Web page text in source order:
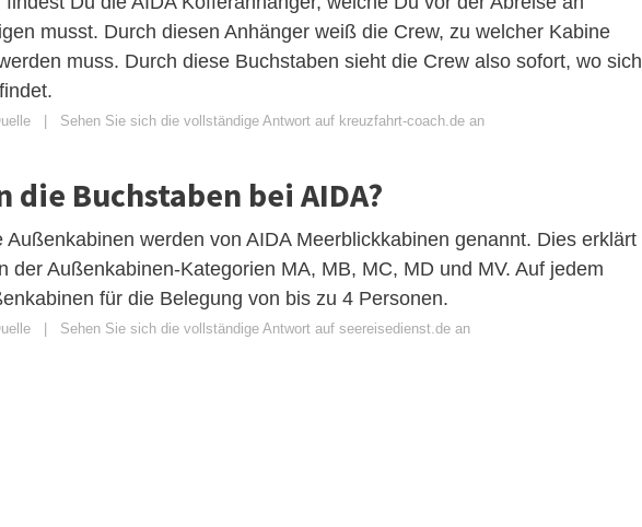
musst. Durch diesen Anhänger weiß die Crew, zu welcher Kabine
muss. Durch diese Buchstaben sieht die Crew also sofort, wo sich
Sehen Sie sich die vollständige Antwort auf kreuzfahrt-coach.de an
die Buchstaben bei AIDA?
Außenkabinen werden von AIDA Meerblickkabinen genannt. Dies erklärt
der Außenkabinen-Kategorien MA, MB, MC, MD und MV. Auf jedem
für die Belegung von bis zu 4 Personen.
Sehen Sie sich die vollständige Antwort auf seereisedienst.de an